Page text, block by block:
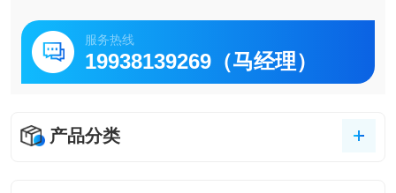
服务热线
19938139269（马经理）
产品分类